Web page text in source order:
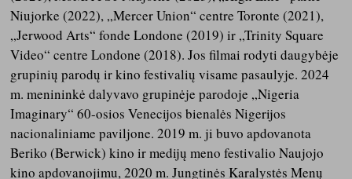
Niujorke (2022), „Mercer Union“ centre Toronte (2021),
„Jerwood Arts“ fonde Londone (2019) ir „Trinity Square
Video“ centre Londone (2018). Jos filmai rodyti daugybėje
grupinių parodų ir kino festivalių visame pasaulyje. 2024
m. menininkė dalyvavo grupinėje parodoje „Nigeria
Imaginary“ 60-osios Venecijos bienalės Nigerijos
nacionaliniame paviljone. 2019 m. ji buvo apdovanota
Beriko (Berwick) kino ir medijų meno festivalio Naujojo
kino apdovanojimu, 2020 m. Jungtinės Karalystės Menų